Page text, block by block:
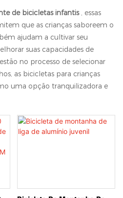
de bicicletas infantis , essas
que as crianças saboreem o
ajudam a cultivar seu
suas capacidades de
no processo de selecionar
as bicicletas para crianças
uma opção tranquilizadora e